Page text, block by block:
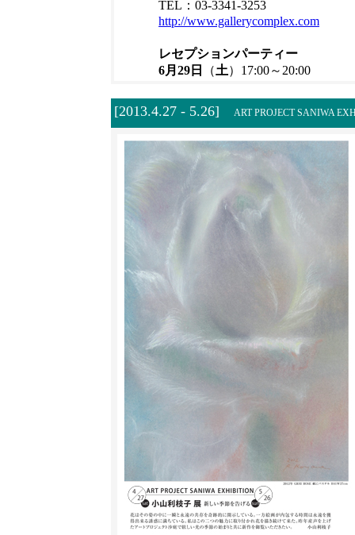
TEL：03-3341-3253
http://www.gallerycomplex.com
レセプションパーティー
6月29日
（土） 17:00～20:00
[2013.4.27 - 5.26] ART PROJECT SANIWA